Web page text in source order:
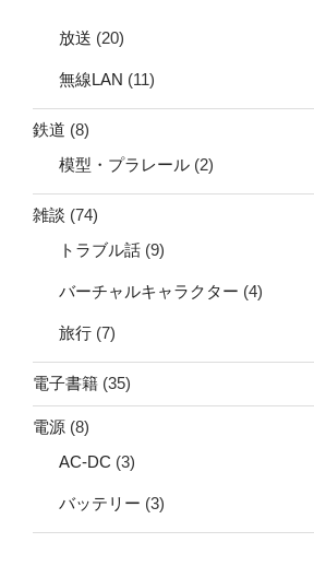
放送 (20)
無線LAN (11)
鉄道 (8)
模型・プラレール (2)
雑談 (74)
トラブル話 (9)
バーチャルキャラクター (4)
旅行 (7)
電子書籍 (35)
電源 (8)
AC-DC (3)
バッテリー (3)